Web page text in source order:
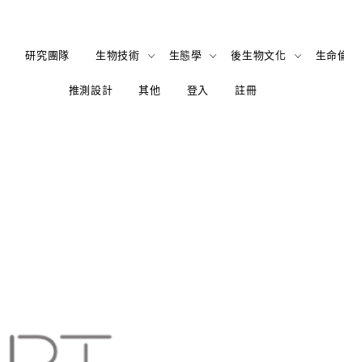
研究團隊 生物技術 生態學 後生物文化 生命
推測設計 其他 登入 註冊